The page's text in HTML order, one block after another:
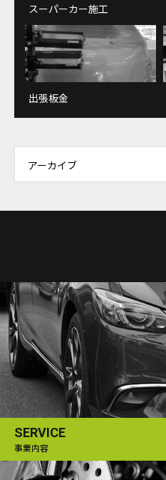
スーパーカー施工
出張板金
アーカイブ
SERVICE
事業内容